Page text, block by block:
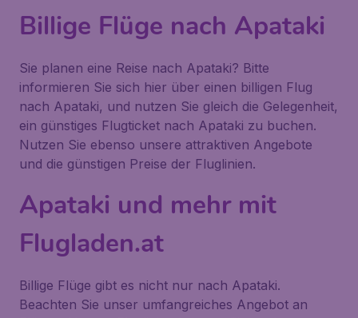
Billige Flüge nach Apataki
Sie planen eine Reise nach Apataki? Bitte
informieren Sie sich hier über einen billigen Flug
nach Apataki, und nutzen Sie gleich die Gelegenheit,
ein günstiges Flugticket nach Apataki zu buchen.
Nutzen Sie ebenso unsere attraktiven Angebote
und die günstigen Preise der Fluglinien.
Apataki und mehr mit
Flugladen.at
Billige Flüge gibt es nicht nur nach Apataki.
Beachten Sie unser umfangreiches Angebot an